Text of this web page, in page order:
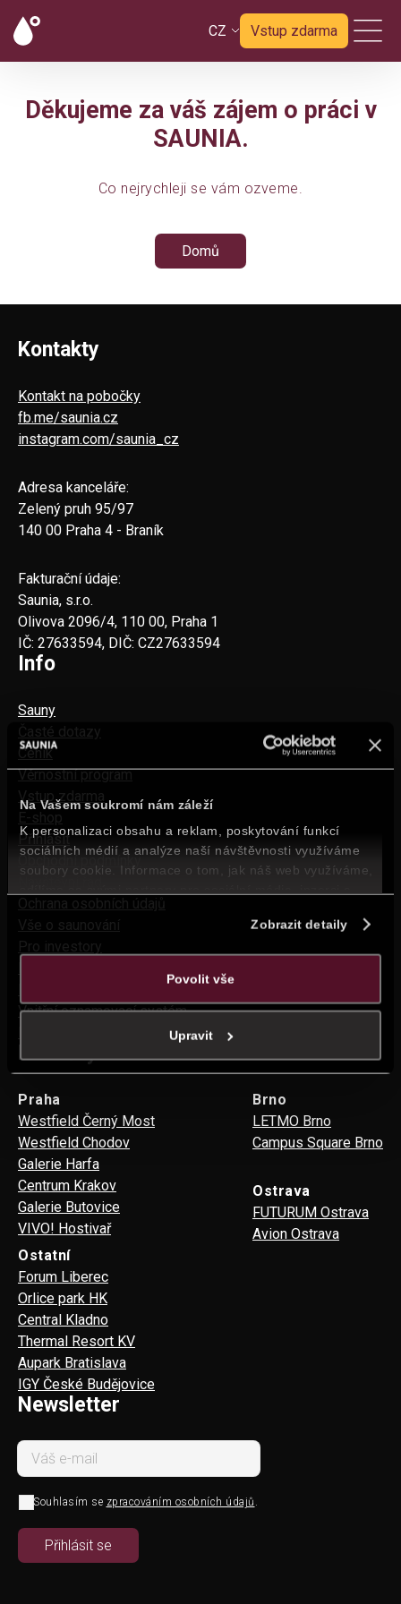
Na Vašem soukromí nám záleží
K personalizaci obsahu a reklam, poskytování funkcí
sociálních médií a analýze naší návštěvnosti využíváme
soubory cookie. Informace o tom, jak náš web využíváme,
analýzy. Partneři mohou zkombinovat tyto údaje s dalšími
informacemi, které jste jim poskytli nebo které jste získali v
důsledku toho, že využíváte jejich služby.
Zobrazit detaily
Povolit vše
Upravit
CZ Vstup zdarma
Děkujeme za váš zájem o práci v
SAUNIA.
Co nejrychleji se vám ozveme.
Domů
Kontakty
Kontakt na pobočky
fb.me/saunia.cz
instagram.com/saunia_cz
Adresa kanceláře:
Zelený pruh 95/97
140 00 Praha 4 - Braník
Fakturační údaje:
Saunia, s.r.o.
Olivova 2096/4, 110 00, Praha 1
IČ: 27633594, DIČ: CZ27633594
Info
Sauny
Časté dotazy
Ceník
Věrnostní program
Vstup zdarma
E-shop
Přihlásit
Obchodní podmínky
Ochrana osobních údajů
Vše o saunování
Pro investory
Vnitřní oznamovací systém
Pravidla speciálních nabídek
Pobočky
Praha
Westfield Černý Most
Westfield Chodov
Galerie Harfa
Centrum Krakov
Galerie Butovice
VIVO! Hostivař
Brno
LETMO Brno
Campus Square Brno
Ostrava
FUTURUM Ostrava
Avion Ostrava
Ostatní
Forum Liberec
Orlice park HK
Central Kladno
Thermal Resort KV
Aupark Bratislava
IGY České Budějovice
Newsletter
Souhlasím se zpracováním osobních údajů .